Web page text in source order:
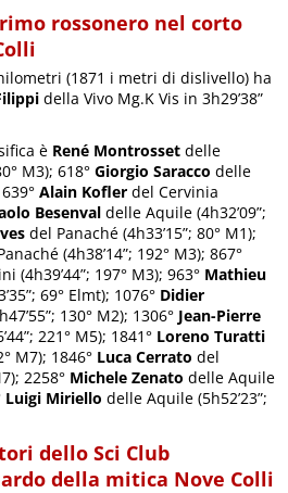
rossonero nel corto
(1871 i metri di dislivello) ha
della Vivo Mg.K Vis in 3h29’38”
è René Montrosset delle
M3); 618°Giorgio Saracco delle
639°Alain Kofler del Cervinia
Besenval delle Aquile (4h32’09”;
del Panaché (4h33’15”; 80° M1);
(4h38’14”; 192° M3); 867°
(4h39’44”; 197° M3); 963° Mathieu
69° Elmt); 1076° Didier
130° M2); 1306° Jean-Pierre
221° M5); 1841° Loreno Turatti
M7); 1846° Luca Cerrato del
2258° Michele Zenato delle Aquile
Luigi Miriello delle Aquile (5h52’23”;
dello Sci Club
della mitica Nove Colli